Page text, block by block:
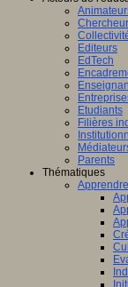
Editeurs
EdTech
Etudiants
Filières
Parents
Thématiques